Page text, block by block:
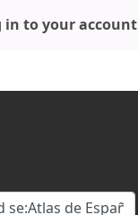
in to your account